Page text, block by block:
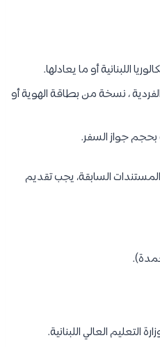
اللبنانية أو ما يعادلها.
، نسخة من بطاقة الهوية أو
المستندات السابقة، يجب تقديم
التعليم العالي اللبنانية.